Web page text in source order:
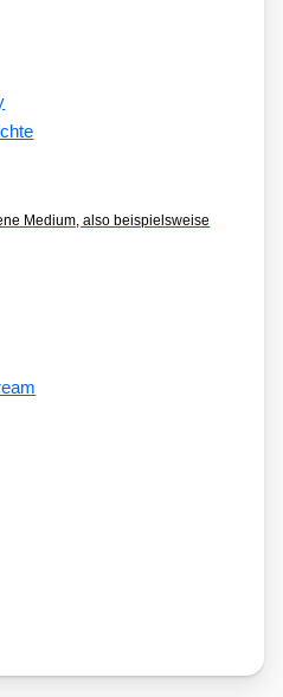
Medium, also beispielsweise